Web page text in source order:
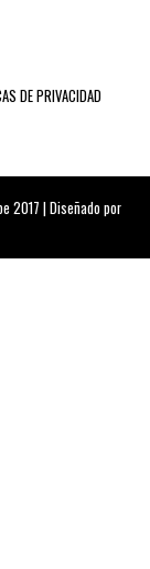
DE PRIVACIDAD
2017 | Diseñado por